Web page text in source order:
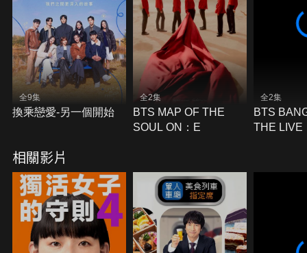
全9集
換乘戀愛-另一個開始
全2集
BTS MAP OF THE
SOUL ON：E
全2集
BTS
THE LIVE
相關影片